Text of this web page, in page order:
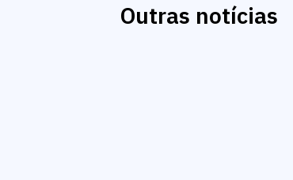
Outras notícias